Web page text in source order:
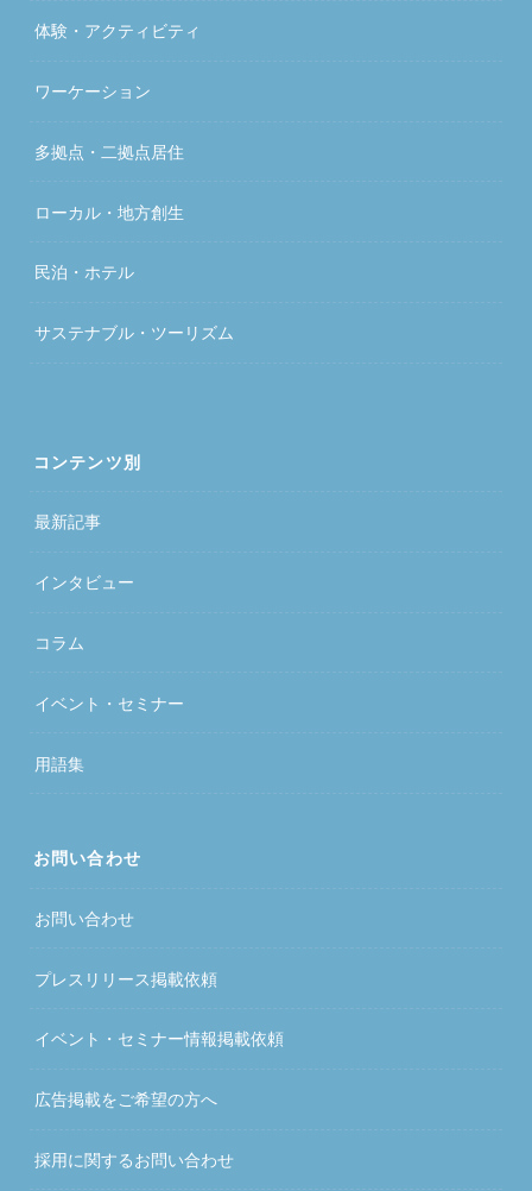
体験・アクティビティ
ワーケーション
多拠点・二拠点居住
ローカル・地方創生
民泊・ホテル
サステナブル・ツーリズム
コンテンツ別
最新記事
インタビュー
コラム
イベント・セミナー
用語集
お問い合わせ
お問い合わせ
プレスリリース掲載依頼
イベント・セミナー情報掲載依頼
広告掲載をご希望の方へ
採用に関するお問い合わせ